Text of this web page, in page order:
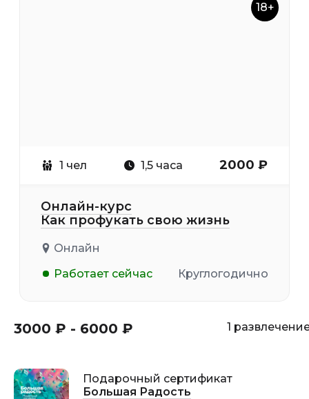
18+
1 чел 1,5 часа 2000 ₽
Онлайн-курс
Как профукать свою жизнь
Онлайн
Работает сейчас
Круглогодично
3000 ₽ - 6000 ₽ 1
Подарочный сертификат
Большая Радость